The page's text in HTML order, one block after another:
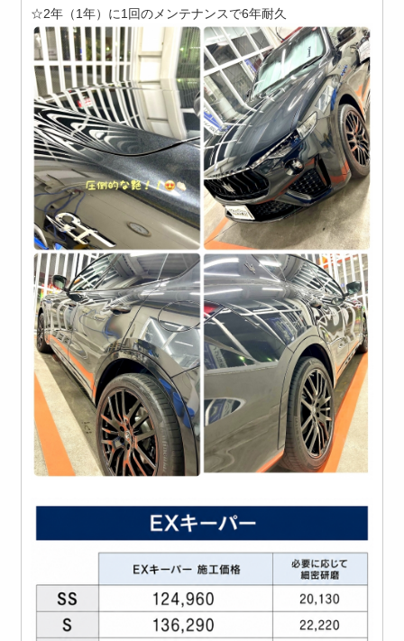
☆2年（1年）に1回のメンテナンスで6年耐久